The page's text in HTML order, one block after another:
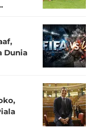
Dunia